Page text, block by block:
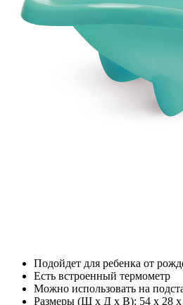
Подойдет для ребенка от
Есть встроенный термометр
Можно использовать на
Размеры (Ш х Д х В): 54 x 28 x